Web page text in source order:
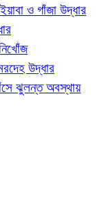
ও গাঁজা উদ্ধার
উদ্ধার
ঝুলন্ত অবস্থায়